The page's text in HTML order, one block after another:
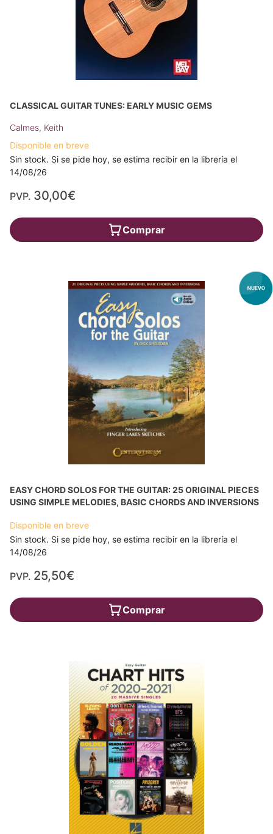
CLASSICAL GUITAR TUNES: EARLY MUSIC GEMS
Calmes, Keith
Disponible en breve
Sin stock. Si se pide hoy, se estima recibir en la librería el
14/08/26
PVP. 30,00€
Comprar
EASY CHORD SOLOS FOR THE GUITAR: 25 ORIGINAL PIECES
USING SIMPLE MELODIES, BASIC CHORDS AND INVERSIONS
Disponible en breve
Sin stock. Si se pide hoy, se estima recibir en la librería el
14/08/26
PVP. 25,50€
Comprar